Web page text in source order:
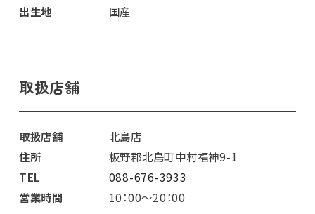
出生地
国産
取扱店舗
取扱店舗
北島店
住所
板野郡北島町中村福神9-1
TEL
088-676-3933
営業時間
10：00～20：00